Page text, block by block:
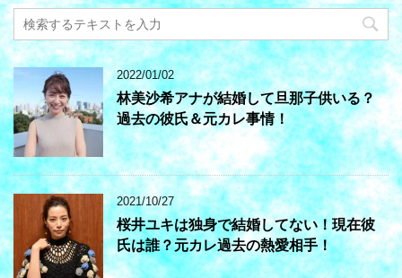
2022/01/02
林美沙希アナが結婚して旦那子供いる？
過去の彼氏＆元カレ事情！
2021/10/27
桜井ユキは独身で結婚してない！現在彼
氏は誰？元カレ過去の熱愛相手！